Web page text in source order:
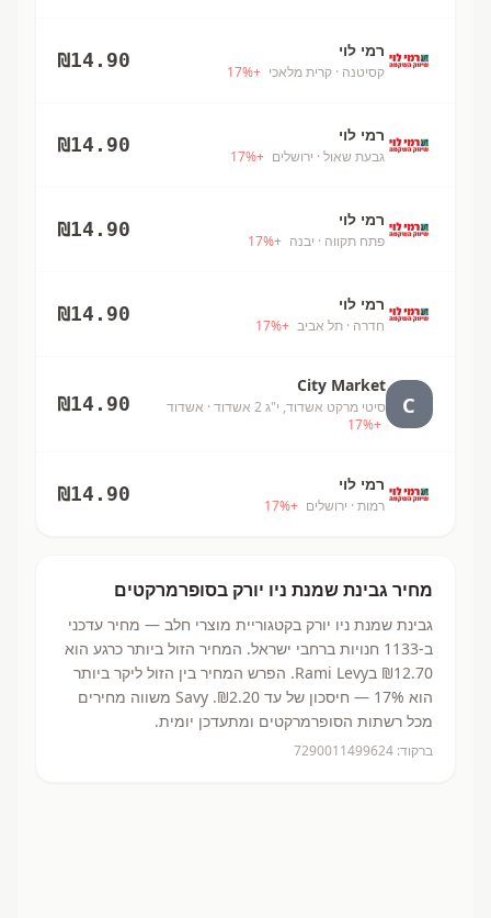
רמי לוי
קסיטנה · קרית מלאכי +
17%
₪14.90
רמי לוי
גבעת שאול · ירושלים +
17%
₪14.90
רמי לוי
פתח תקווה · יבנה +
17%
₪14.90
רמי לוי
חדרה · תל אביב +
17%
₪14.90
C
City Market
סיטי מרקט אשדוד, י"ג 2 אשדוד
· אשדוד
+
17%
₪14.90
רמי לוי
רמות · ירושלים +
17%
₪14.90
מחיר גבינת שמנת ניו יורק בסופרמרקטים
גבינת שמנת ניו יורק בקטגוריית מוצרי חלב — מחיר עדכני
ב-1133 חנויות ברחבי ישראל. המחיר הזול ביותר כרגע הוא
₪12.70 בRami Levy.
הפרש המחיר בין הזול ליקר ביותר
הוא 17% — חיסכון של עד ₪2.20.
Savy משווה מחירים
מכל רשתות הסופרמרקטים ומתעדכן יומית.
ברקוד: 7290011499624